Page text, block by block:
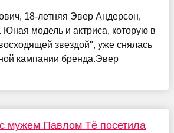
18-летняя Эвер Андерсон,
Юная модель и актриса, которую в
звездой", уже снялась
кампании бренда.Эвер
мужем Павлом Тё посетила